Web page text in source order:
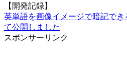
【開発記録】
英単語を画像イメージで暗記で
て公開しました
スポンサーリンク